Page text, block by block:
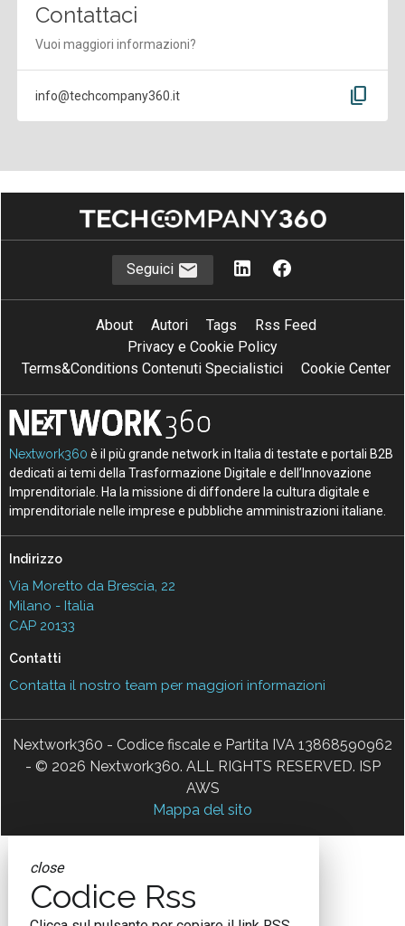
Contattaci
Vuoi maggiori informazioni?
info@techcompany360.it content_copy
Seguici
About Autori Tags
Rss Feed
Privacy e Cookie Policy
Terms&Conditions Contenuti Specialistici
Cookie Center
Nextwork360 è il più grande network in Italia di testate e portali B2B
dedicati ai temi della Trasformazione Digitale e dell’Innovazione
Imprenditoriale. Ha la missione di diffondere la cultura digitale e
imprenditoriale nelle imprese e pubbliche amministrazioni italiane.
Indirizzo
Via Moretto da Brescia, 22
Milano - Italia
CAP 20133
Contatti
Contatta il nostro team per maggiori informazioni
Nextwork360 - Codice fiscale e Partita IVA 13868590962
- © 2026 Nextwork360. ALL RIGHTS RESERVED. ISP
AWS
Mappa del sito
close
Codice Rss